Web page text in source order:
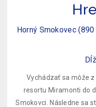
Horný Smokovec
Vychádzať sa môže
resortu Miramonti do
Smokovci. Následne sa